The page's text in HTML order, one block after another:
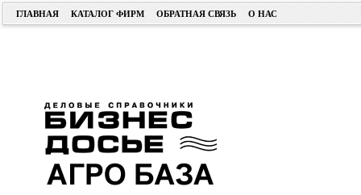
ГЛАВНАЯ КАТАЛОГ ФИРМ ОБРАТНАЯ СВЯЗЬ О НАС